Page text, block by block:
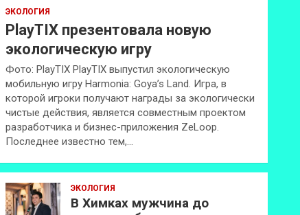
ЭКОЛОГИЯ
PlayTIX презентовала новую
экологическую игру
Фото: PlayTIX PlayTIX выпустил экологическую
мобильную игру Harmonia: Goya’s Land. Игра, в
которой игроки получают награды за экологически
чистые действия, является совместным проектом
разработчика и бизнес-приложения ZeLoop.
Последнее известно тем,…
ЭКОЛОГИЯ
В Химках мужчина до